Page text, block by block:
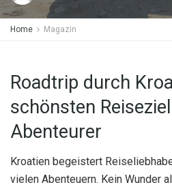
Home Magazin
Roadtrip durch
schönsten
Abenteurer
Kroatien begeistert
vielen Abenteuern. Kein Wunder